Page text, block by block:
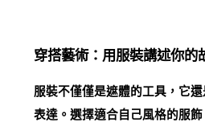
穿搭藝術：用服裝講述你的
服裝不僅僅是遮體的工具，它
表達。選擇適合自己風格的服